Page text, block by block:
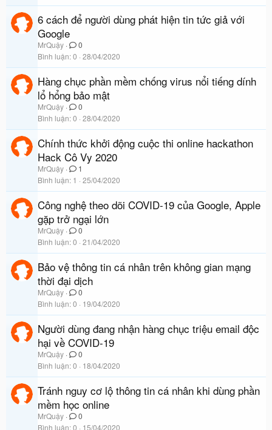
6 cách để người dùng phát hiện tin tức giả với
Google
MrQuậy
0
Bình luận 0 28/04/2020
Hàng chục phần mềm chống virus nổi tiếng dính
lổ hổng bảo mật
MrQuậy
0
Bình luận 0 28/04/2020
Chính thức khởi động cuộc thi online hackathon
Hack Cô Vy 2020
MrQuậy
1
Bình luận 1 25/04/2020
Công nghệ theo dõi COVID-19 của Google, Apple
gặp trở ngại lớn
MrQuậy
0
Bình luận 0 21/04/2020
Bảo vệ thông tin cá nhân trên không gian mạng
thời đại dịch
MrQuậy
0
Bình luận 0 19/04/2020
Người dùng đang nhận hàng chục triệu email độc
hại về COVID-19
MrQuậy
0
Bình luận 0 18/04/2020
Tránh nguy cơ lộ thông tin cá nhân khi dùng phần
mềm học online
MrQuậy
0
Bình luận 0 15/04/2020